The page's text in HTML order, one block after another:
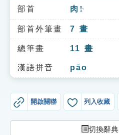
索引選單
知識索引
單字索引
生命大百科索引
遊戲專區
教學應用
部首 肉 ㄖㄡˋ
部首外筆畫 7 畫
總筆畫 11 畫
漢語拼音 pāo
開啟關聯 列入收藏
切換辭典